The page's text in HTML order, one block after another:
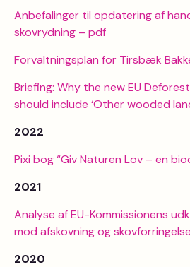
Anbefalinger til opdatering af
skovrydning – pdf
Forvaltningsplan for Tirsbæk
Briefing: Why the new EU
should include ‘Other wooded
2022
Pixi bog “Giv Naturen Lov – en
2021
Analyse af EU-Kommissionens
mod afskovning og skovforringelse
2020